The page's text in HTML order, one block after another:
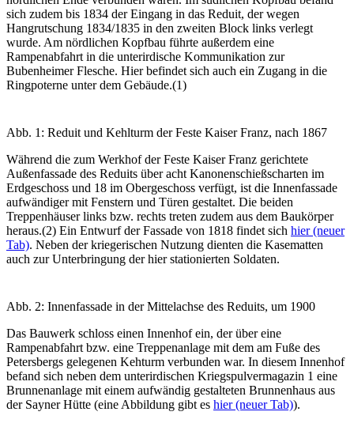
sich zudem bis 1834 der Eingang in das Reduit, der wegen
Hangrutschung 1834/1835 in den zweiten Block links verlegt
wurde. Am nördlichen Kopfbau führte außerdem eine
Rampenabfahrt in die unterirdische Kommunikation zur
Bubenheimer Flesche. Hier befindet sich auch ein Zugang in die
Ringpoterne unter dem Gebäude.(1)
Abb. 1: Reduit und Kehlturm der Feste Kaiser Franz, nach 1867
Während die zum Werkhof der Feste Kaiser Franz gerichtete
Außenfassade des Reduits über acht Kanonenschießscharten im
Erdgeschoss und 18 im Obergeschoss verfügt, ist die Innenfassade
aufwändiger mit Fenstern und Türen gestaltet. Die beiden
Treppenhäuser links bzw. rechts treten zudem aus dem Baukörper
heraus.(2) Ein Entwurf der Fassade von 1818 findet sich hier (neuer
Tab). Neben der kriegerischen Nutzung dienten die Kasematten
auch zur Unterbringung der hier stationierten Soldaten.
Abb. 2: Innenfassade in der Mittelachse des Reduits, um 1900
Das Bauwerk schloss einen Innenhof ein, der über eine
Rampenabfahrt bzw. eine Treppenanlage mit dem am Fuße des
Petersbergs gelegenen Kehturm verbunden war. In diesem Innenhof
befand sich neben dem unterirdischen Kriegspulvermagazin 1 eine
Brunnenanlage mit einem aufwändig gestalteten Brunnenhaus aus
der Sayner Hütte (eine Abbildung gibt es hier (neuer Tab)).